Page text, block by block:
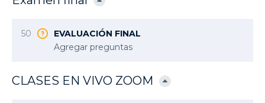
50
EVALUACIÓN FINAL
Agregar preguntas
CLASES EN VIVO ZOOM